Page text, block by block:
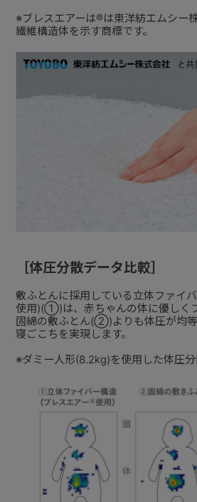
※ブレスエアーは®は東洋紡エムシー
繊維構造体を示す商標です。
［体圧分散データ比較］
敷ふとんに採用している立体ファイ
使用)(①)は、赤ちゃんの体に優しく
固綿の敷ふとん(②)よりも体圧が均
寝ごこちを実現します。
※ダミー人形(8.2kg)を使用した体圧分